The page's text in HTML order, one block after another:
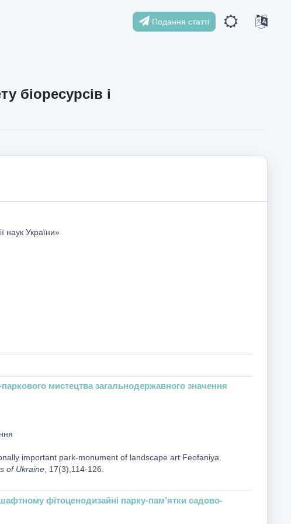
Подання статті
біоресурсів і
наук України»
мистецтва загальнодержавного значення
important park-monument of landscape art Feofaniya.
of Ukraine, 17(3),114-126.
фітоценодизайні парку-пам’ятки садово-